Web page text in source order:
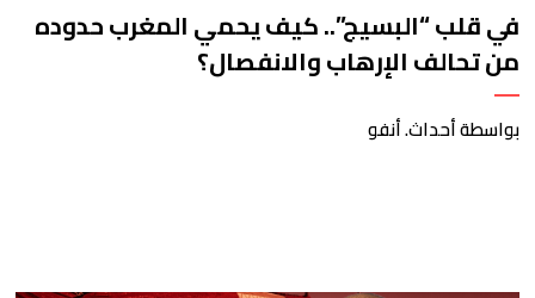
في قلب “البسيج”.. كيف يحمي المغرب حدوده
من تحالف الإرهاب والانفصال؟
بواسطة أحداث. أنفو